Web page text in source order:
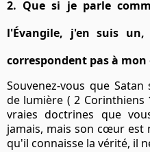
2. Que si je parle
l'Évangile, j'en suis
correspondent pas à mon
Souvenez-vous que
de lumière ( 2 Corinthiens
vraies doctrines que
jamais, mais son cœur est
qu'il connaisse la vérité, il